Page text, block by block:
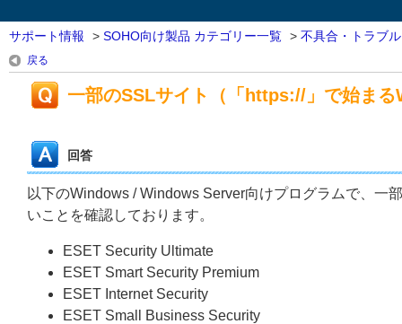
サポート情報 > SOHO向け製品 カテゴリー一覧 > 不具合・トラブル
戻る
一部のSSLサイト（「https://」で始ま
回答
以下のWindows / Windows Server向けプログラムで、一
いことを確認しております。
ESET Security Ultimate
ESET Smart Security Premium
ESET Internet Security
ESET Small Business Security